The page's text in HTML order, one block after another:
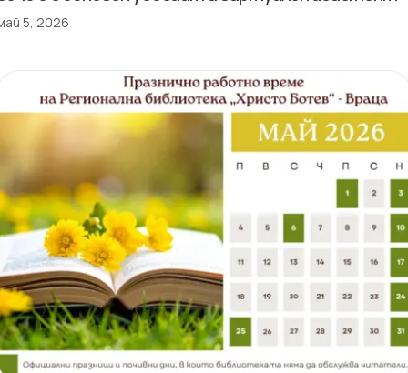
5, 2026